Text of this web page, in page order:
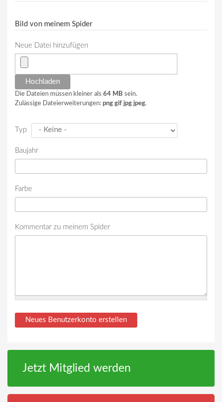
Bild von meinem Spider
Neue Datei hinzufügen
Die Dateien müssen kleiner als 64 MB sein.
Zulässige Dateierweiterungen: png gif jpg jpeg.
Typ
Baujahr
Farbe
Kommentar zu meinem Spider
Jetzt Mitglied werden